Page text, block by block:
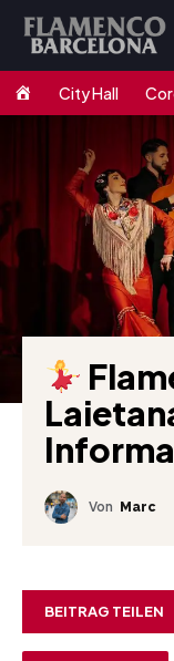
HomeCity Hall
Von Marc
BEITRAG TEILEN